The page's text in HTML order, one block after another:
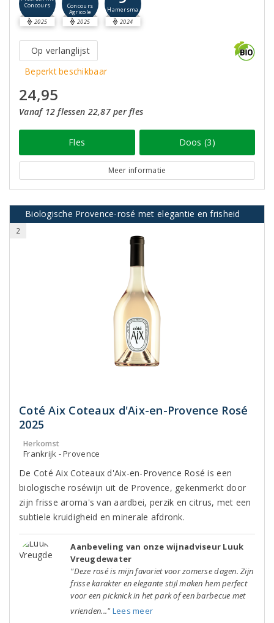
Concours
2025
Concours
Agricole
2025
Hamersma
2024
Op verlanglijst
Beperkt beschikbaar
24,95
Vanaf 12 flessen 22,87 per fles
Fles Doos (3)
Meer informatie
Biologische Provence-rosé met elegantie en frisheid
2
Coté Aix Coteaux d'Aix-en-Provence Rosé
2025
Herkomst
Frankrijk - Provence
De Coté Aix Coteaux d'Aix-en-Provence Rosé is een
biologische roséwijn uit de Provence, gekenmerkt door
zijn frisse aroma's van aardbei, perzik en citrus, met een
subtiele kruidigheid en minerale afdronk.
Aanbeveling van onze wijnadviseur Luuk
Vreugdewater
"Deze rosé is mijn favoriet voor zomerse dagen. Zijn
frisse karakter en elegante stijl maken hem perfect
voor een picknick in het park of een barbecue met
vrienden..." Lees meer